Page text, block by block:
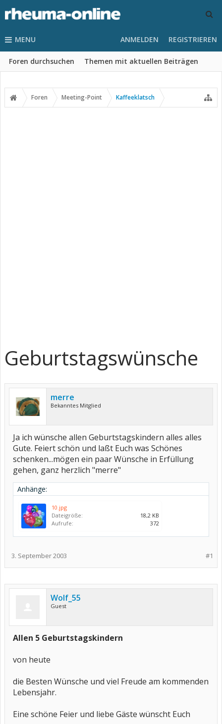
MENU
Foren durchsuchen Themen mit aktuellen Beiträgen
ANMELDEN REGISTRIEREN
Foren Meeting-Point Kaffeeklatsch
Geburtstagswünsche
merre
Bekanntes Mitglied
Ja ich wünsche allen Geburtstagskindern alles alles
Gute. Feiert schön und laßt Euch was Schönes
schenken...mögen ein paar Wünsche in Erfüllung
gehen, ganz herzlich "merre"
Anhänge:
10.jpg
Dateigröße:
18,2 KB
Aufrufe:
372
#1
3. September 2003
Wolf_55
Guest
Allen 5 Geburtstagskindern
von heute
die Besten Wünsche und viel Freude am kommenden
Lebensjahr.
Eine schöne Feier und liebe Gäste wünscht Euch